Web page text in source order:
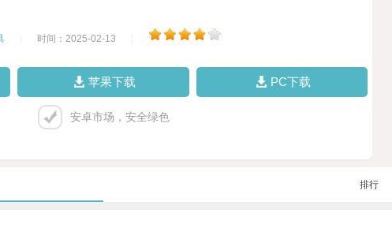
时间：2025-02-13
苹果下载 PC下载
安卓市场，安全绿色
排行